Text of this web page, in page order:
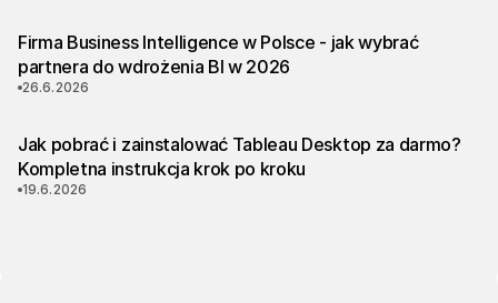
Firma Business Intelligence w Polsce - jak wybrać
partnera do wdrożenia BI w 2026
26.6.2026
Jak pobrać i zainstalować Tableau Desktop za darmo?
Kompletna instrukcja krok po kroku
19.6.2026